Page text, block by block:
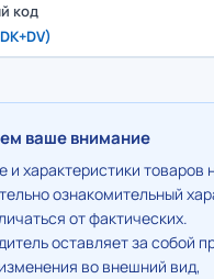
код
ваше внимание
и характеристики товаров
ознакомительный
от фактических.
оставляет за собой
во внешний вид,